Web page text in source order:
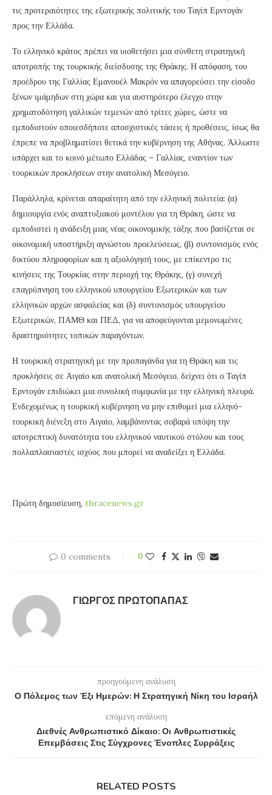
τις προτεραιότητες της εξωτερικής πολιτικής του Ταγίπ Ερντογάν
προς την Ελλάδα.
Το ελληνικό κράτος πρέπει να υιοθετήσει μια σύνθετη στρατηγική
αποτροπής της τουρκικής διείσδυσης της Θράκης. Η απόφαση, του
προέδρου της Γαλλίας Εμανουέλ Μακρόν να απαγορεύσει την είσοδο
ξένων ιμάμηδων στη χώρα και για αυστηρότερο έλεγχο στην
χρηματοδότηση γαλλικών τεμενών από τρίτες χώρες, ώστε να
εμποδιστούν οποιεσδήποτε αποσχιστικές τάσεις ή προθέσεις, ίσως θα
έπρεπε να προβληματίσει θετικά την κυβέρνηση της Αθήνας. Άλλωστε
υπάρχει και το κοινό μέτωπο Ελλάδας – Γαλλίας, εναντίον των
τουρκικών προκλήσεων στην ανατολική Μεσόγειο.
Παράλληλα, κρίνεται απαραίτητη από την ελληνική πολιτεία: (α)
δημιουργία ενός αναπτυξιακού μοντέλου για τη Θράκη, ώστε να
εμποδιστεί η ανάδειξη μιας νέας οικονομικής τάξης που βασίζεται σε
οικονομική υποστήριξη αγνώστου προελεύσεως, (β) συντονισμός ενός
δικτύου πληροφορίων και η αξιολόγησή τους, με επίκεντρο τις
κινήσεις της Τουρκίας στην περιοχή της Θράκης, (γ) συνεχή
επαγρύπνηση του ελληνικού υπουργείου Εξωτερικών και των
ελληνικών αρχών ασφαλείας και (δ) συντονισμός υπουργείου
Εξωτερικών, ΠΑΜΘ και ΠΕΔ, για να αποφεύγονται μεμονωμένες
δραστηριότητες τοπικών παραγόντων.
Η τουρκική στρατηγική με την προπαγάνδα για τη Θράκη και τις
προκλήσεις σε Αιγαίο και ανατολική Μεσόγειο, δείχνει ότι ο Ταγίπ
Ερντογάν επιδιώκει μια συνολική συμφωνία με την ελληνική πλευρά.
Ενδεχομένως η τουρκική κυβέρνηση να μην επιθυμεί μια ελληνό-
τουρκική διένεξη στο Αιγαίο, λαμβάνοντας σοβαρά υπόψη την
αποτρεπτική δυνατότητα του ελληνικού ναυτικού στόλου και τους
πολλαπλασιαστές ισχύος που μπορεί να αναδείξει η Ελλάδα.
Πρώτη δημοσίευση, thracenews.gr
0 comments 0
ΓΙΏΡΓΟΣ ΠΡΩΤΌΠΑΠΑΣ
προηγούμενη ανάλυση
Ο Πόλεμος των Έξι Ημερών: Η Στρατηγική Νίκη του Ισραήλ
επόμενη ανάλυση
Διεθνές Ανθρωπιστικό Δίκαιο: Οι Ανθρωπιστικές
Επεμβάσεις Στις Σύγχρονες Ένοπλες Συρράξεις
RELATED POSTS